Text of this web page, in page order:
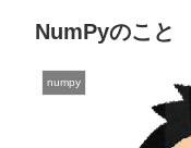
NumPyのこと
numpy